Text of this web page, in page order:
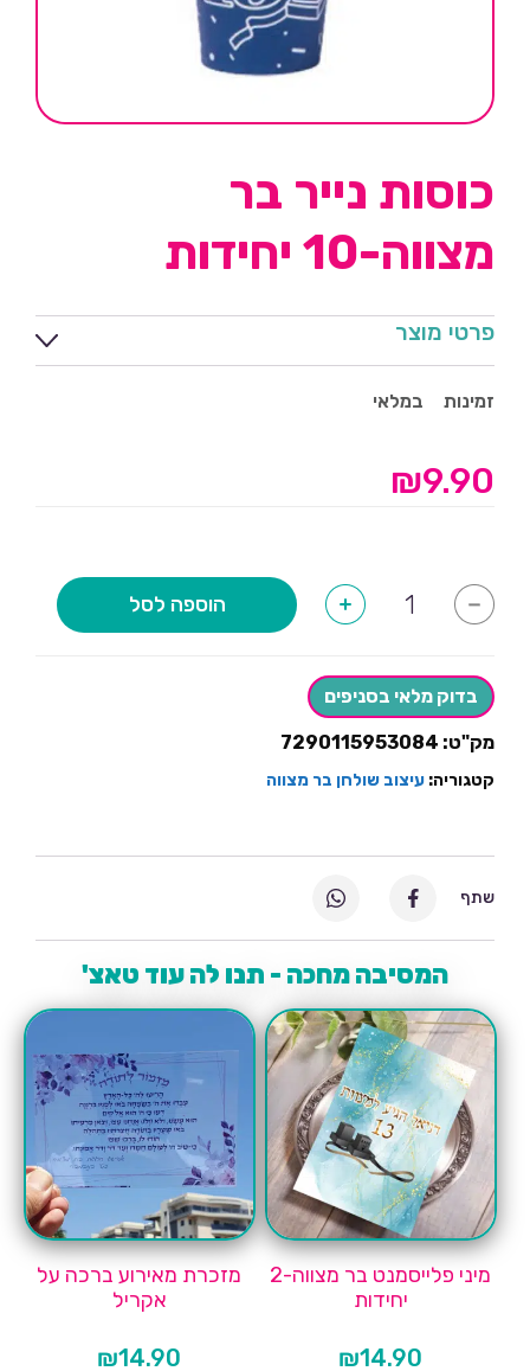
כוסות נייר בר
מצווה-10 יחידות
פרטי מוצר
זמינות במלאי
₪9.90
-
של
יחידות
+ הוספה לסל
בדוק מלאי בסניפים
מק"ט: 7290115953084
קטגוריה: עיצוב שולחן בר מצווה
המסיבה מחכה - תנו לה עוד טאצ'
מיני פלייסמנט בר מצווה-2
יחידות
₪14.90
מזכרת מאירוע ברכה על
אקריל
₪14.90
שתף